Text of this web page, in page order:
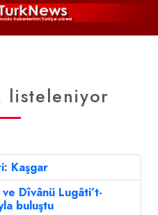
listeleniyor
Kaşgar
ve Dîvânü Lugâti’t-
buluştu